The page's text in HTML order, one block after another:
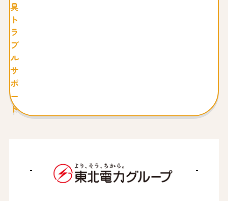
具
ト
ラ
ブ
ル
サ
ポ
ー
ト